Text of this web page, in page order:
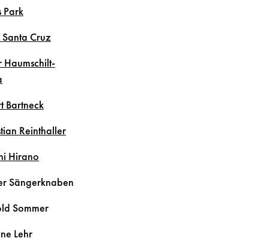
Park
Santa Cruz
Haumschilt-
Bartneck
Reinthaller
Hirano
Sängerknaben
Sommer
Lehr